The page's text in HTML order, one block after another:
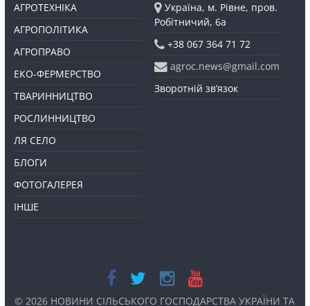
АГРОТЕХНІКА
АГРОПОЛІТИКА
АГРОПРАВО
ЕКО-ФЕРМЕРСТВО
ТВАРИННИЦТВО
РОСЛИННИЦТВО
ЛЯ СЕЛО
БЛОГИ
ФОТОГАЛЕРЕЯ
ІНШЕ
Україна, м. Рівне, пров.
Робітничий, 6а
+38 067 364 71 72
agroc.news@gmail.com
Зворотній зв’язок
© 2026 НОВИНИ СІЛЬСЬКОГО ГОСПОДАРСТВА УКРАЇНИ ТА